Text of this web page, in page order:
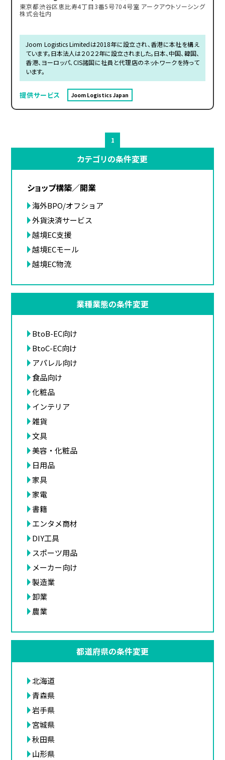
東京都渋谷区恵比寿4丁目3番5号704号室 アークアウトソーシング
株式会社内
Joom Logistics Limitedは2018年に設立され、香港に本社を構え
ています。日本法人は２０２２年に設立されました。日本、中国、韓国、
香港、ヨーロッパ、CIS諸国に社員と代理店のネットワークを持って
います。
提供サービス Joom Logistics Japan
1
カテゴリの条件変更
ショップ構築／開業
海外BPO/オフショア
外貨決済サービス
越境EC支援
越境ECモール
越境EC物流
業種業態の条件変更
BtoB-EC向け
BtoC-EC向け
アパレル向け
食品向け
化粧品
インテリア
雑貨
文具
美容・化粧品
日用品
家具
家電
書籍
エンタメ商材
DIY工具
スポーツ用品
メーカー向け
製造業
卸業
農業
都道府県の条件変更
北海道
青森県
岩手県
宮城県
秋田県
山形県